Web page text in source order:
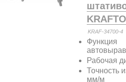
KRAF-34700-4
Функция
Рабочая
Точность
мм/м